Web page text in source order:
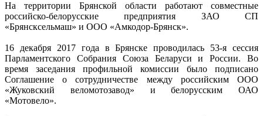
На территории Брянской области работают совместные
российско-белорусские предприятия ЗАО СП
«Брянсксельмаш» и ООО «Амкодор-Брянск».
16 декабря 2017 года в Брянске проводилась 53-я сессия
Парламентского Собрания Союза Беларуси и России. Во
время заседания профильной комиссии было подписано
Соглашение о сотрудничестве между российским ООО
«Жуковский веломотозавод» и белорусским ОАО
«Мотовело».